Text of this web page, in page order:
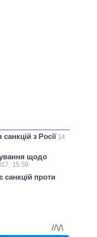
з Росії 14
щодо
15:59
санкцій проти